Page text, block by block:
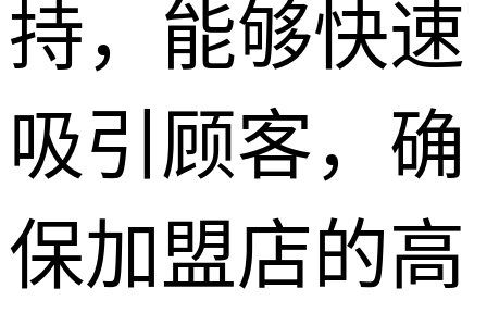
持，能够快速
吸引顾客，确
保加盟店的高